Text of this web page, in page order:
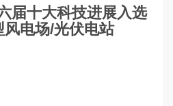
届十大科技进展入选
电场/光伏电站